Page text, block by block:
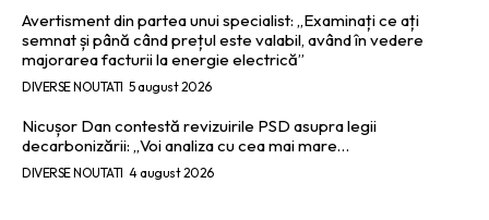
Avertisment din partea unui specialist: „Examinați ce ați
semnat și până când prețul este valabil, având în vedere
majorarea facturii la energie electrică”
DIVERSE NOUTATI 5 august 2026
Nicușor Dan contestă revizuirile PSD asupra legii
decarbonizării: „Voi analiza cu cea mai mare…
DIVERSE NOUTATI 4 august 2026